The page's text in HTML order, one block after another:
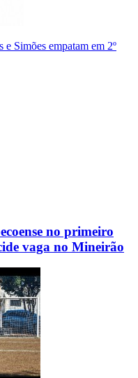
Simões empatam em 2º
no primeiro
vaga no Mineirão